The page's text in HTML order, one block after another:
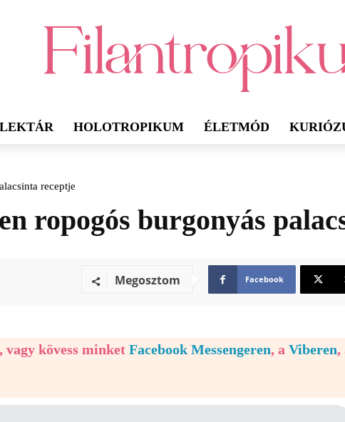
HOLOTROPIKUM ÉLETMÓD
receptje
ropogós burgonyás
Megosztom Facebook
, vagy kövess minket Facebook Messengeren, a Viberen,